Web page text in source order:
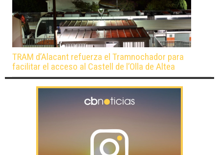
TRAM d’Alacant refuerza el Tramnochador para
facilitar el acceso al Castell de l’Olla de Altea